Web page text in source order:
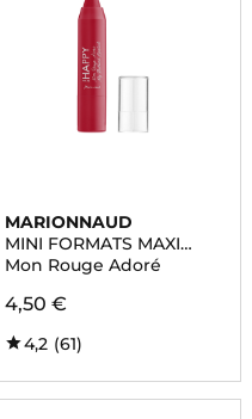
MARIONNAUD
MINI FORMATS MAXI
BEAUTE
Mon Rouge Adoré
4,50 €
4,2 (61)